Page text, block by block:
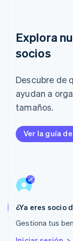
Explora
socios
Descubre de
ayudan a
tamaños.
Ver la guía
¿Ya eres socio
Gestiona tus
Japón
日本語English
Letonia
DeutschEnglish
Lituania
English
Luxemburgo
Malasia
English简体中文
Español
Noruega
Nueva
English